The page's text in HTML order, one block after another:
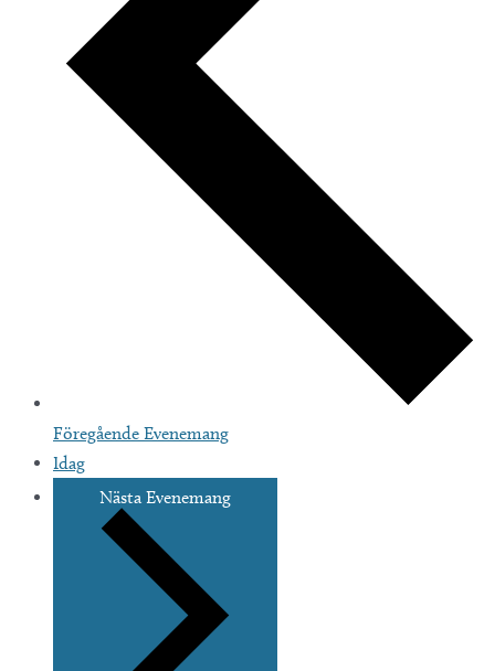
Föregående Evenemang
Idag
Nästa Evenemang